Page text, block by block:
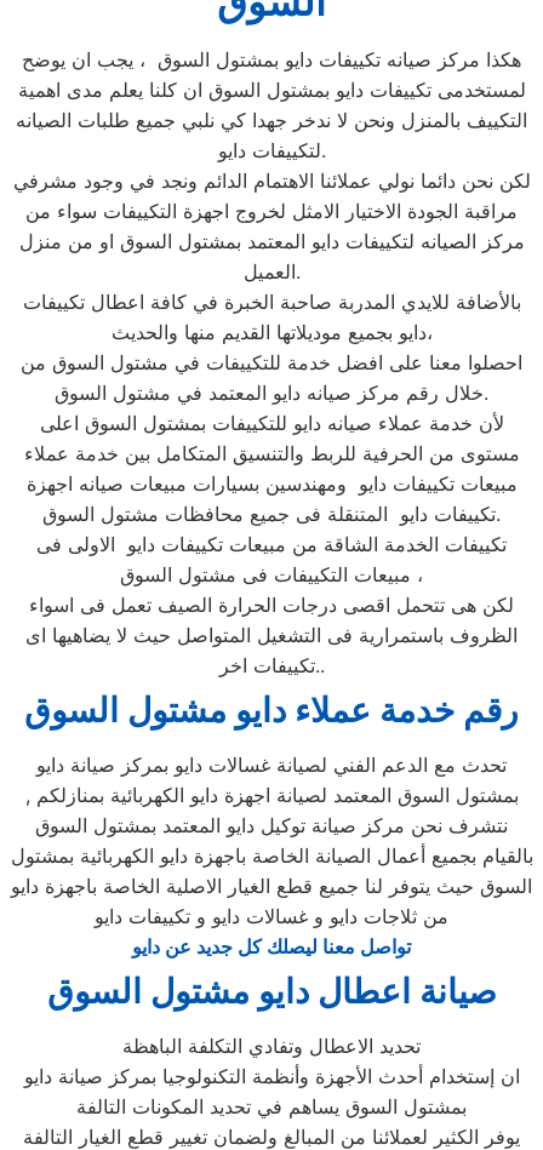
هكذا مركز صيانه تكييفات دايو بمشتول السوق ، يجب ان يوضح
لمستخدمى تكييفات دايو بمشتول السوق ان كلنا يعلم مدى اهمية
التكييف بالمنزل ونحن لا ندخر جهدا كي نلبي جميع طلبات الصيانه
لتكييفات دايو.
لكن نحن دائما نولي عملائنا الاهتمام الدائم ونجد في وجود مشرفي
مراقبة الجودة الاختيار الامثل لخروج اجهزة التكييفات سواء من
مركز الصيانه لتكييفات دايو المعتمد بمشتول السوق او من منزل
العميل.
بالأضافة للايدي المدربة صاحبة الخبرة في كافة اعطال تكييفات
دايو بجميع موديلاتها القديم منها والحديث،
احصلوا معنا على افضل خدمة للتكييفات في مشتول السوق من
خلال رقم مركز صيانه دايو المعتمد في مشتول السوق.
لأن خدمة عملاء صيانه دايو للتكييفات بمشتول السوق اعلى
مستوى من الحرفية للربط والتنسيق المتكامل بين خدمة عملاء
مبيعات تكييفات دايو ومهندسين بسيارات مبيعات صيانه اجهزة
تكييفات دايو المتنقلة فى جميع محافظات مشتول السوق.
تكييفات الخدمة الشاقة من مبيعات تكييفات دايو الاولى فى
مبيعات التكييفات فى مشتول السوق ،
لكن هى تتحمل اقصى درجات الحرارة الصيف تعمل فى اسواء
الظروف باستمرارية فى التشغيل المتواصل حيث لا يضاهيها اى
تكييفات اخر..
رقم خدمة عملاء دايو مشتول السوق
تحدث مع الدعم الفني لصيانة غسالات دايو بمركز صيانة دايو
بمشتول السوق المعتمد لصيانة اجهزة دايو الكهربائية بمنازلكم ,
نتشرف نحن مركز صيانة توكيل دايو المعتمد بمشتول السوق
بالقيام بجميع أعمال الصيانة الخاصة باجهزة دايو الكهربائية بمشتول
السوق حيث يتوفر لنا جميع قطع الغيار الاصلية الخاصة باجهزة دايو
من ثلاجات دايو و غسالات دايو و تكييفات دايو
تواصل معنا ليصلك كل جديد عن دايو
صيانة اعطال دايو مشتول السوق
تحديد الاعطال وتفادي التكلفة الباهظة
ان إستخدام أحدث الأجهزة وأنظمة التكنولوجيا بمركز صيانة دايو
بمشتول السوق يساهم في تحديد المكونات التالفة
يوفر الكثير لعملائنا من المبالغ ولضمان تغيير قطع الغيار التالفة